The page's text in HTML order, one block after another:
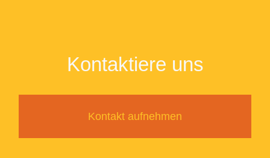
Kontaktiere uns
Kontakt aufnehmen